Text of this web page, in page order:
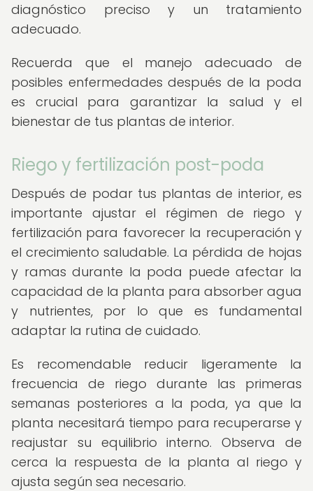
diagnóstico preciso y un tratamiento
adecuado.
Recuerda que el manejo adecuado de
posibles enfermedades después de la poda
es crucial para garantizar la salud y el
bienestar de tus plantas de interior.
Riego y fertilización post-poda
Después de podar tus plantas de interior, es
importante ajustar el régimen de riego y
fertilización para favorecer la recuperación y
el crecimiento saludable. La pérdida de hojas
y ramas durante la poda puede afectar la
capacidad de la planta para absorber agua
y nutrientes, por lo que es fundamental
adaptar la rutina de cuidado.
Es recomendable reducir ligeramente la
frecuencia de riego durante las primeras
semanas posteriores a la poda, ya que la
planta necesitará tiempo para recuperarse y
reajustar su equilibrio interno. Observa de
cerca la respuesta de la planta al riego y
ajusta según sea necesario.